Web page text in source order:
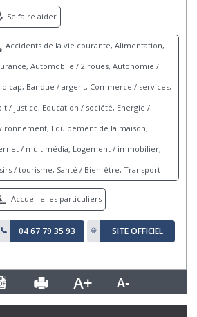
Se faire aider
Accidents de la vie courante, Alimentation,
Automobile / 2 roues, Autonomie /
Banque / argent, Commerce / services,
/ justice, Education / société, Energie /
Equipement de la maison,
/ multimédia, Logement / immobilier,
/ tourisme, Santé / Bien-être, Transport
Accueille les particuliers
04 67 79 35 93 SITE OFFICIEL